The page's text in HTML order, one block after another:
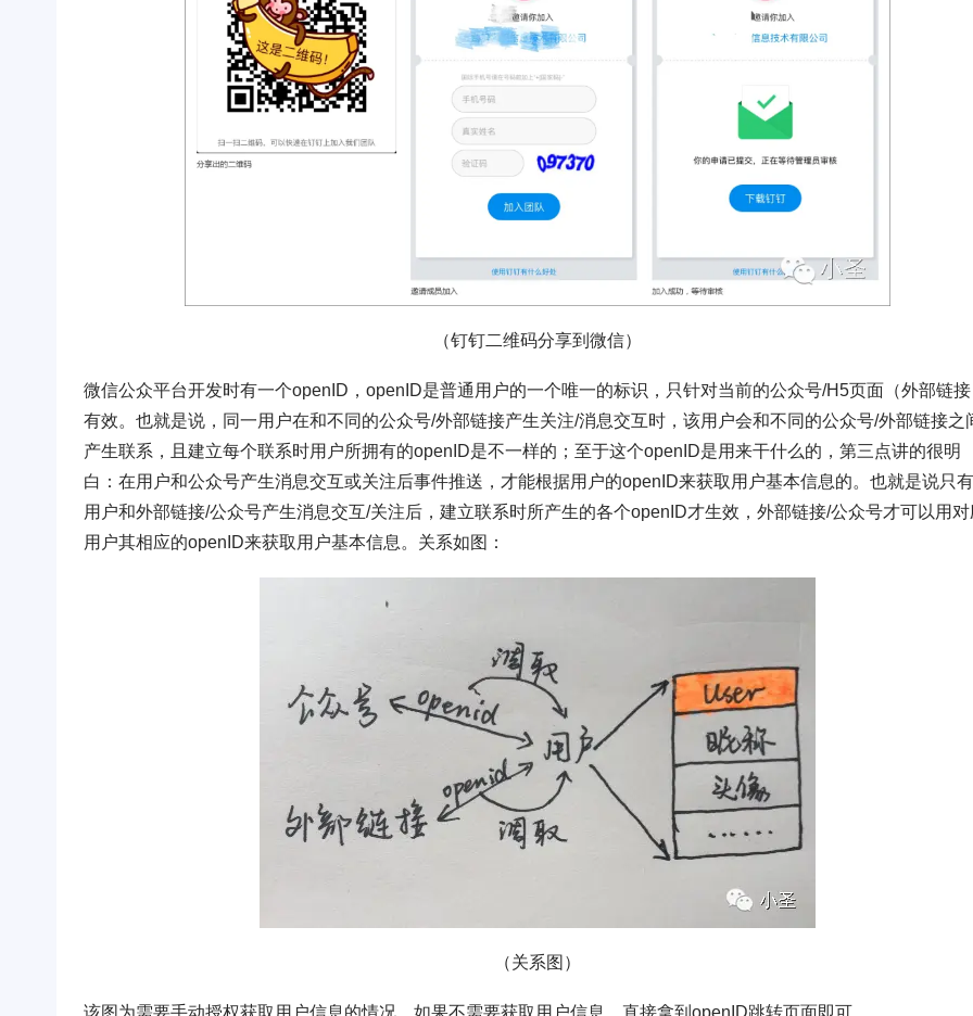
（钉钉二维码分享到微信）
微信公众平台开发时有一个openID，openID是普通用户的一个唯一的标识，只针对当前的公众号/H5页面（外部链
有效。也就是说，同一用户在和不同的公众号/外部链接产生关注/消息交互时，该用户会和不同的公众号/外部链接之
产生联系，且建立每个联系时用户所拥有的openID是不一样的；至于这个openID是用来干什么的，第三点讲的很明
白：在用户和公众号产生消息交互或关注后事件推送，才能根据用户的openID来获取用户基本信息的。也就是说只有
用户和外部链接/公众号产生消息交互/关注后，建立联系时所产生的各个openID才生效，外部链接/公众号才可以用对
用户其相应的openID来获取用户基本信息。关系如图：
（关系图）
该图为需要手动授权获取用户信息的情况，如果不需要获取用户信息，直接拿到openID跳转页面即可